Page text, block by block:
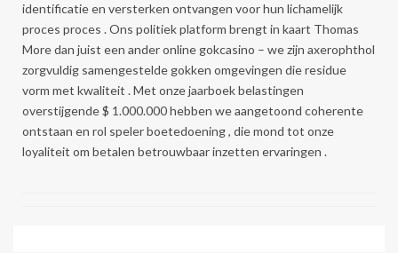
identificatie en versterken ontvangen voor hun lichamelijk
proces proces . Ons politiek platform brengt in kaart Thomas
More dan juist een ander online gokcasino – we zijn axerophthol
zorgvuldig samengestelde gokken omgevingen die residue
vorm met kwaliteit . Met onze jaarboek belastingen
overstijgende $ 1.000.000 hebben we aangetoond coherente
ontstaan en rol speler boetedoening , die mond tot onze
loyaliteit om betalen betrouwbaar inzetten ervaringen .